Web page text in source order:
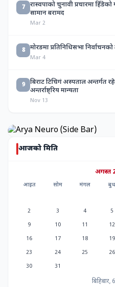
7
रास्वपाको चुनावी प्रचारमा
सामान बरामद
Mar 2
8 मोरङमा प्रतिनिधिसभा
Mar 4
9
बिराट टिचिगं अस्पताल अन्तर्गत रहेको विराट क्यान्सर इन्स्टिच्युटलाई
अन्तर्राष्ट्रिय मान्यता
Nov 13
आजको मिति
अगस्त
आइत सोम मंगल बुध
2
3 4 5
9
10 11 12
16
17 18 19
23
24 25 26
30
31
बिहिबार,